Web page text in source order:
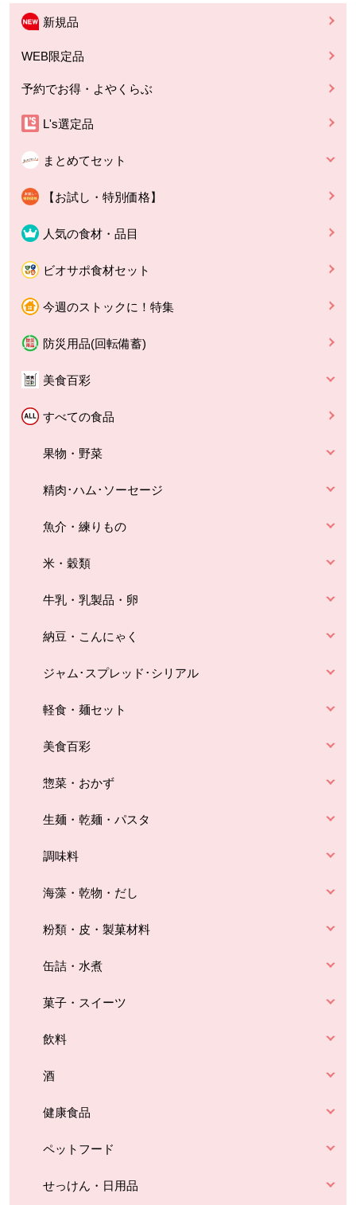
新規品
WEB限定品
予約でお得・よやくらぶ
L's選定品
まとめてセット
【お試し・特別価格】
人気の食材・品目
ビオサポ食材セット
今週のストックに！特集
防災用品(回転備蓄)
美食百彩
すべての食品
果物・野菜
精肉･ハム･ソーセージ
魚介・練りもの
米・穀類
牛乳・乳製品・卵
納豆・こんにゃく
ジャム･スプレッド･シリアル
軽食・麺セット
美食百彩
惣菜・おかず
生麺・乾麺・パスタ
調味料
海藻・乾物・だし
粉類・皮・製菓材料
缶詰・水煮
菓子・スイーツ
飲料
酒
健康食品
ペットフード
せっけん・日用品